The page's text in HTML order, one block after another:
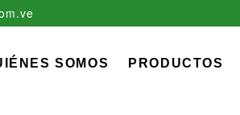
EDS, C.A.
SOMOS PRODUCTOS